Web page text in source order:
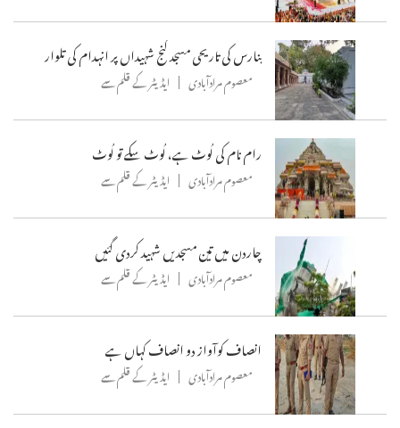
بنارس کی تاریحی مسجد گنج شہیداں پر انہدام کی تلوار
معصوم مرادآبادی ایڈیٹر کے قلم سے
رام نام کی لُوٹ ہے، لُوٹ سکے تو لُوٹ
معصوم مرادآبادی ایڈیٹر کے قلم سے
چاردن میں تین مسجدیں شہید کردی گئیں
معصوم مرادآبادی ایڈیٹر کے قلم سے
انصاف کوآواز دو انصاف کہاں ہے
معصوم مرادآبادی ایڈیٹر کے قلم سے